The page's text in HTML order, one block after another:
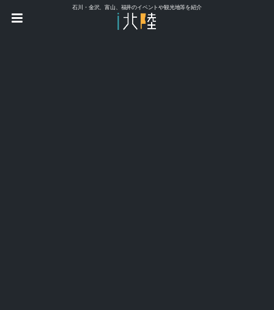
石川・金沢、富山、福井のイベントや観光地等を紹介